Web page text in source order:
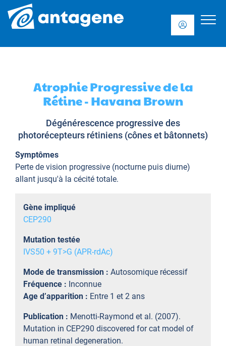
Atrophie Progressive de la
Rétine - Havana Brown
Dégénérescence progressive des
photorécepteurs rétiniens (cônes et bâtonnets)
Symptômes
Perte de vision progressive (nocturne puis diurne)
allant jusqu'à la cécité totale.
Gène impliqué
CEP290
Mutation testée
IVS50 + 9T>G (APR-rdAc)
Mode de transmission : Autosomique récessif
Fréquence : Inconnue
Age d’apparition : Entre 1 et 2 ans
Publication : Menotti-Raymond et al. (2007).
Mutation in CEP290 discovered for cat model of
human retinal degeneration.